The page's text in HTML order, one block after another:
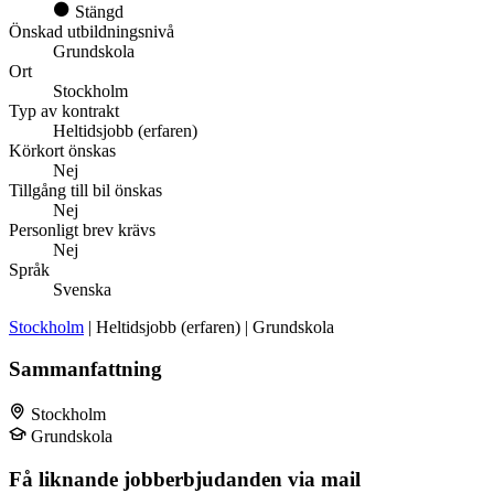
Stängd
Önskad utbildningsnivå
Grundskola
Ort
Stockholm
Typ av kontrakt
Heltidsjobb (erfaren)
Körkort önskas
Nej
Tillgång till bil önskas
Nej
Personligt brev krävs
Nej
Språk
Svenska
Stockholm | Heltidsjobb (erfaren) | Grundskola
Sammanfattning
Stockholm
Grundskola
Få liknande jobberbjudanden via mail